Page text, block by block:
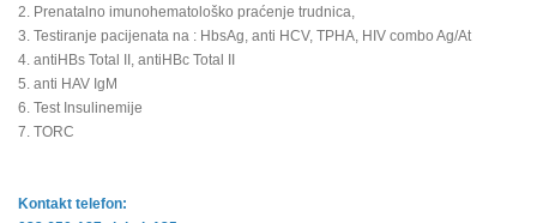
2. Prenatalno imunohematološko praćenje trudnica,
3. Testiranje pacijenata na : HbsAg, anti HCV, TPHA, HIV combo Ag/At
4. antiHBs Total II, antiHBc Total II
5. anti HAV IgM
6. Test Insulinemije
7. TORC
Kontakt telefon: